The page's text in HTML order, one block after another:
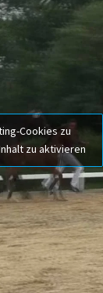
Cookies zu
zu aktivieren